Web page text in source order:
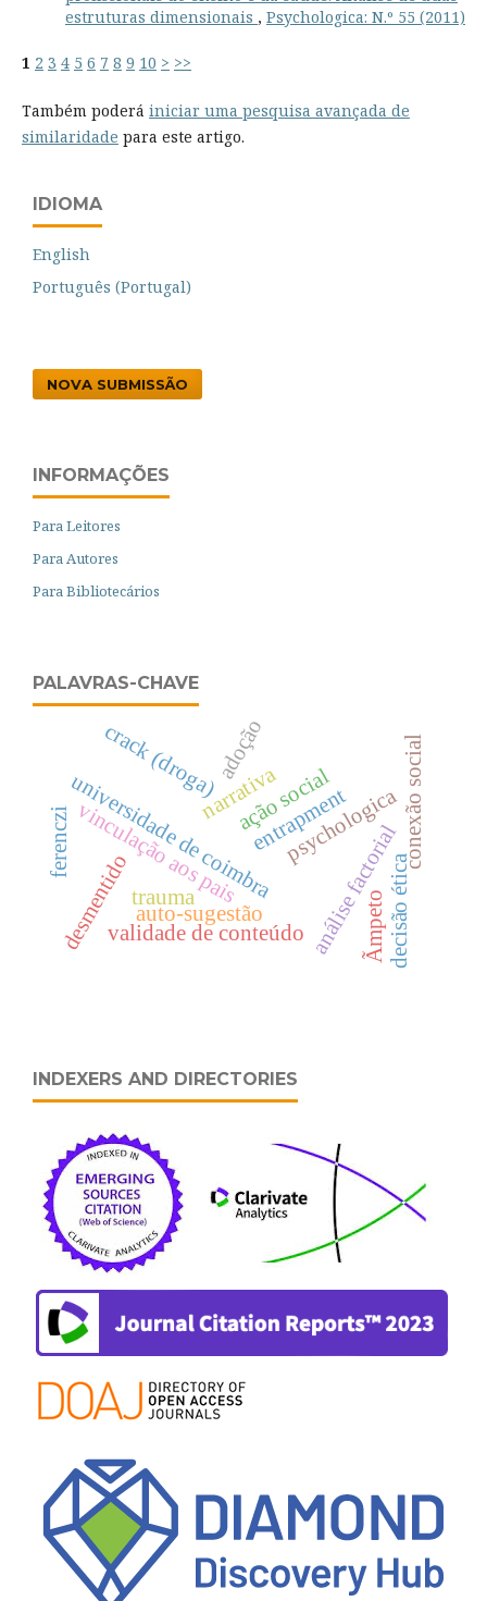
estruturas dimensionais , Psychologica: N.º 55 (2011)
1 2 3 4 5 6 7 8 9 10 > >>
Também poderá iniciar uma pesquisa avançada de
similaridade para este artigo.
IDIOMA
English
Português (Portugal)
NOVA SUBMISSÃO
INFORMAÇÕES
Para Leitores
Para Autores
Para Bibliotecários
PALAVRAS-CHAVE
auto-sugestão
universidade de coimbrapsychologica
análise factorial
narrativaentrapment
crack (droga)
validade de conteúdo
conexão social
vinculação aos paisação social
decisão ética
ferenczi
trauma
desmentido Ãmpeto
adoção
INDEXERS AND DIRECTORIES